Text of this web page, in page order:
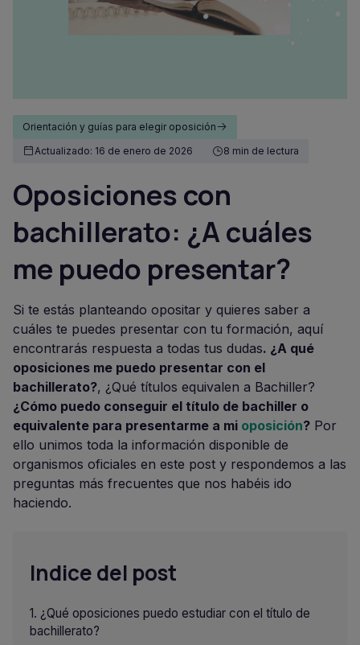
Orientación y guías para elegir oposición
Actualizado: 16 de enero de 2026
8 min de lectura
Oposiciones con
bachillerato: ¿A cuáles
me puedo presentar?
Si te estás planteando opositar y quieres saber a
cuáles te puedes presentar con tu formación, aquí
encontrarás respuesta a todas tus dudas. ¿A qué
oposiciones me puedo presentar con el
bachillerato?, ¿Qué títulos equivalen a Bachiller?
¿Cómo puedo conseguir el título de bachiller o
equivalente para presentarme a mi oposición? Por
ello unimos toda la información disponible de
organismos oficiales en este post y respondemos a las
preguntas más frecuentes que nos habéis ido
haciendo.
Indice del post
¿Qué oposiciones puedo estudiar con el título de
bachillerato?